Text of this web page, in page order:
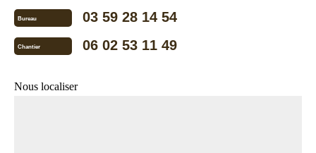
Bureau 03 59 28 14 54
Chantier 06 02 53 11 49
Nous localiser